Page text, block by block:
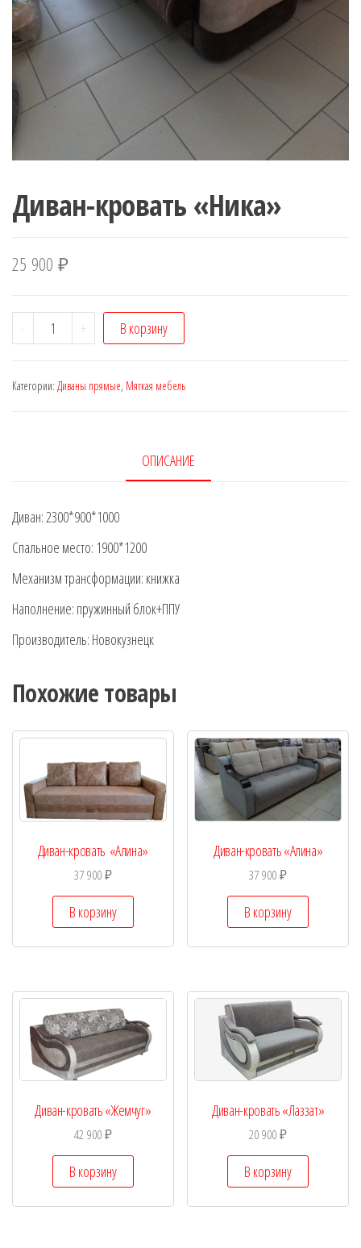
Диван-кровать «Ника»
25 900 ₽
-
Количество
Диван-
"Ника"
+ В корзину
Категории: Диваны прямые, Мягкая мебель
ОПИСАНИЕ
Диван: 2300*900*1000
Спальное место: 1900*1200
Механизм трансформации: книжка
Наполнение: пружинный блок+ППУ
Производитель: Новокузнецк
Похожие товары
Диван-кровать «Алина»
37 900₽
В корзину
Диван-кровать «Алина»
37 900₽
В корзину
Диван-кровать «Жемчуг»
42 900₽
В корзину
Диван-кровать «Лаззат»
20 900₽
В корзину